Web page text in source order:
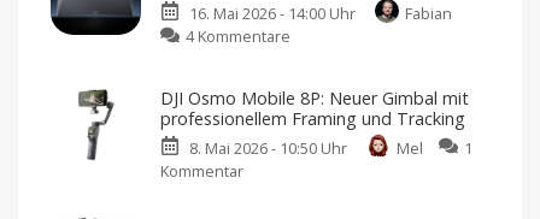
Stehleuchten
Mikrofone
Display
Ab
für
16. Mai 2026 - 14:00 Uhr
Fabian
4 Kommentare
zur
Anker
Solix
DJI Osmo Mobile 8P: Neuer Gimbal mit
professionellem Framing und Tracking
8. Mai 2026 - 10:50 Uhr Mel
1
Kommentar